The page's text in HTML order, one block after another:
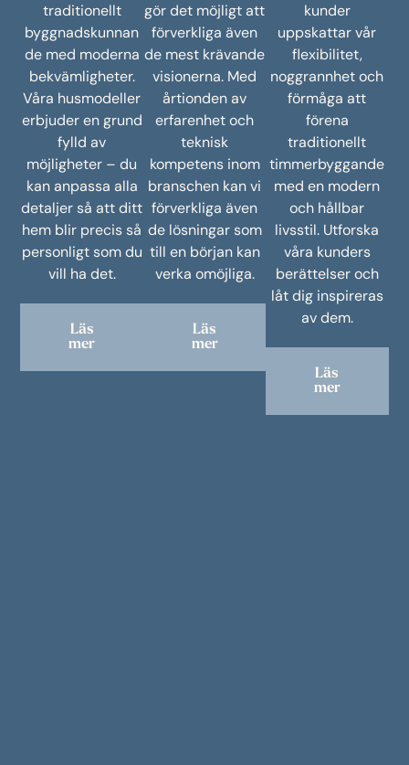
traditionellt
byggnadskunnan
de med moderna
bekvämligheter.
Våra husmodeller
erbjuder en grund
fylld av
möjligheter – du
kan anpassa alla
detaljer så att ditt
hem blir precis så
personligt som du
vill ha det.
Läs
mer
gör det möjligt att
förverkliga även
de mest krävande
visionerna. Med
årtionden av
erfarenhet och
teknisk
kompetens inom
branschen kan vi
förverkliga även
de lösningar som
till en början kan
verka omöjliga.
Läs
mer
kunder
uppskattar vår
flexibilitet,
noggrannhet och
förmåga att
förena
traditionellt
timmerbyggande
med en modern
och hållbar
livsstil. Utforska
våra kunders
berättelser och
låt dig inspireras
av dem.
Läs
mer